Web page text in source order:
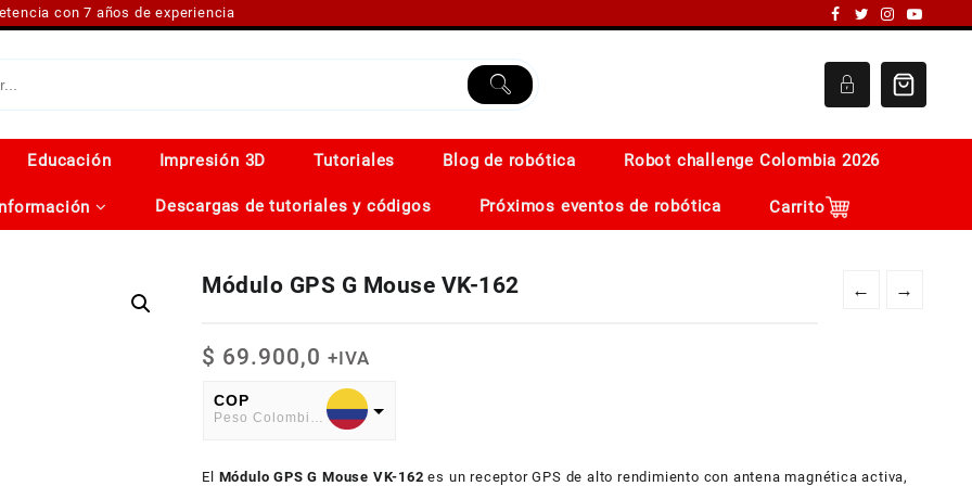
con 7 años de experiencia
Educación Impresión 3D Tutoriales Blog de robótica Robot challenge Colombia 2026
Descargas de tutoriales y códigos Próximos eventos de robótica Carrito
← →
Módulo GPS G Mouse VK-162
$ 69.900,0 +IVA
COP
Peso Colombiano
American Dollar
El Módulo GPS G Mouse VK-162 es un receptor GPS de alto rendimiento con antena magnética activa,